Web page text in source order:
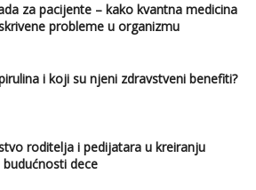
za pacijente – kako kvantna medicina
probleme u organizmu
i koji su njeni zdravstveni benefiti?
roditelja i pedijatara u kreiranju
budućnosti dece